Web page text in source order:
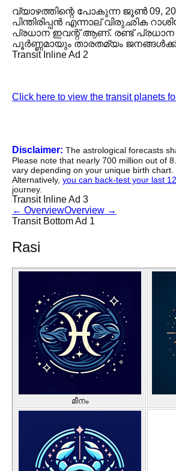
വ്യാഴത്തിന്റെ പോകുന്ന ജൂൺ 09,
പിന്തിരിപ്പൻ എന്നാല് വിരുഛിക
പ്രധാന ഇവന്റ് ആണ്. രണ്ട് പ്രധാന
പൂർണ്ണമായും താരതമ്യം ജനങ്ങൾക്ക്
Transit Inline Ad 2
Click here to view the transit planets
Disclaimer: The astrological forecasts
Please note that nearly 700 million out of
vary depending on your unique birth
Alternatively, you can back-test your last
journey.
Transit Inline Ad 3
← OverviewOverview →
Transit Bottom Ad 1
Rasi
മീനം